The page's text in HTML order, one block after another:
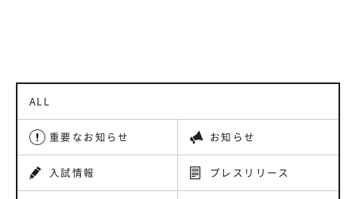
ALL
重要なお知らせ お知らせ
入試情報 プレスリリース